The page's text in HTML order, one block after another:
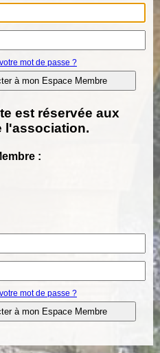
mot de passe ?
est réservée aux
l'association.
:
mot de passe ?